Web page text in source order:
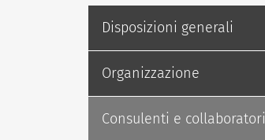
Disposizioni generali
Organizzazione
Consulenti e collaboratori